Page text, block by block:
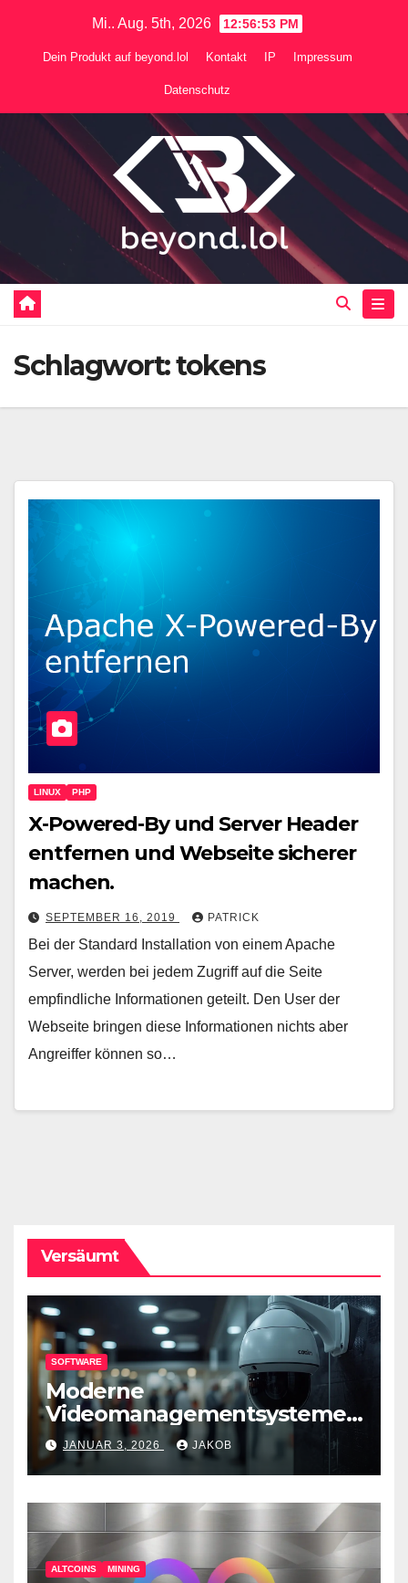
Mi.. Aug. 5th, 2026 12:56:54 PM
Dein Produkt auf beyond.lol Kontakt IP Impressum
Datenschutz
Schlagwort:tokens
LINUX PHP
X-Powered-By und Server Header
entfernen und Webseite sicherer
machen.
SEPTEMBER 16, 2019 PATRICK
Bei der Standard Installation von einem Apache
Server, werden bei jedem Zugriff auf die Seite
empfindliche Informationen geteilt. Den User der
Webseite bringen diese Informationen nichts aber
Angreiffer können so…
Versäumt
SOFTWARE
Moderne
Videomanagementsysteme
(VMS) – mehr als nur
Überwachungswerkzeuge
JANUAR 3, 2026 JAKOB
ALTCOINS MINING